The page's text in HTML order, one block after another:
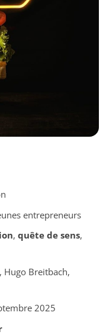
entrepreneurs
, quête de sens,
Hugo Breitbach,
2025